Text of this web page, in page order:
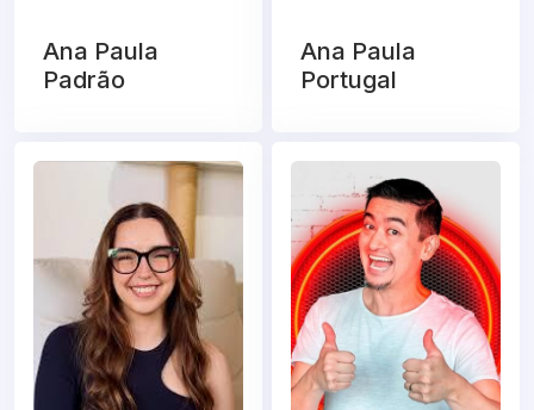
Ana Paula
Padrão
Ana Paula
Portugal